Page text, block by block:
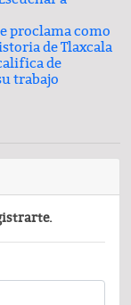
proclama como
de Tlaxcala
de
trabajo